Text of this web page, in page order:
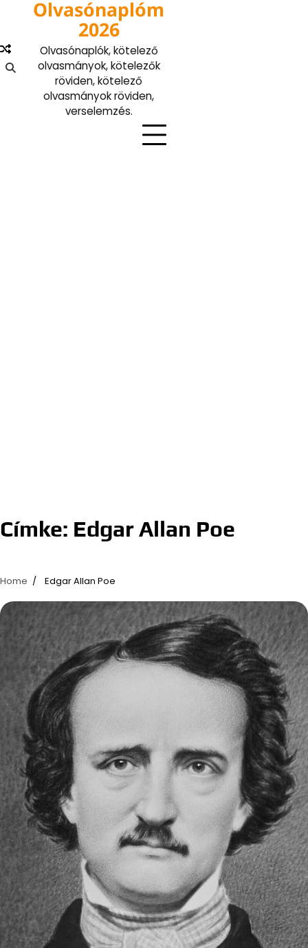
content
Olvasónaplóm
2026
Olvasónaplók, kötelező
olvasmányok, kötelezők
röviden, kötelező
olvasmányok röviden,
verselemzés.
Címke: Edgar Allan Poe
Home Edgar Allan Poe